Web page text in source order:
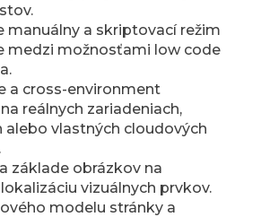
manuálny a skriptovací režim
medzi možnosťami low code
a cross-environment
reálnych zariadeniach,
alebo vlastných cloudových
základe obrázkov na
vizuálnych prvkov.
modelu stránky a